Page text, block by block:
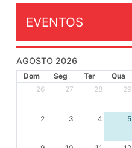
EVENTOS
AGOSTO 2026
Dom Seg Ter Qua
26
27 28 29
2 3 4 5